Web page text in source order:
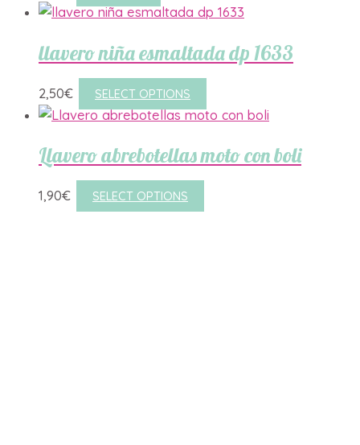
llavero niña esmaltada dp 1633
2,50€ SELECT OPTIONS
Llavero abrebotellas moto con boli
1,90€ SELECT OPTIONS